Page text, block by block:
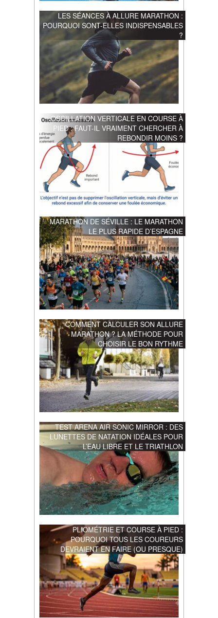
LES SÉANCES À ALLURE MARATHON :
POURQUOI SONT-ELLES INDISPENSABLES
?
OSCILLATION VERTICALE EN COURSE À
PIED : FAUT-IL VRAIMENT CHERCHER À
REBONDIR MOINS ?
MARATHON DE SÉVILLE : LE MARATHON
LE PLUS RAPIDE D’ESPAGNE
COMMENT CALCULER SON ALLURE
MARATHON ? LA MÉTHODE POUR
CHOISIR LE BON RYTHME
TEST ARENA AIR SONIC MIRROR : DES
LUNETTES DE NATATION IDÉALES POUR
L’EAU LIBRE ET LE TRIATHLON
PLIOMÉTRIE ET COURSE À PIED :
POURQUOI TOUS LES COUREURS
DEVRAIENT EN FAIRE (OU PRESQUE)